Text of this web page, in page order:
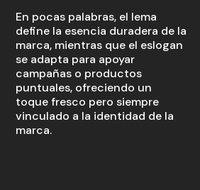
En pocas palabras, el lema
define la esencia duradera de la
marca, mientras que el eslogan
se adapta para apoyar
campañas o productos
puntuales, ofreciendo un
toque fresco pero siempre
vinculado a la identidad de la
marca.